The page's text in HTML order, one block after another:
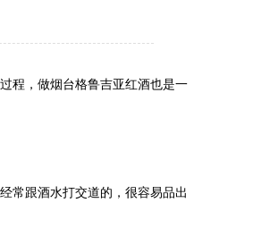
程，做烟台格鲁吉亚红酒也是一
常跟酒水打交道的，很容易品出